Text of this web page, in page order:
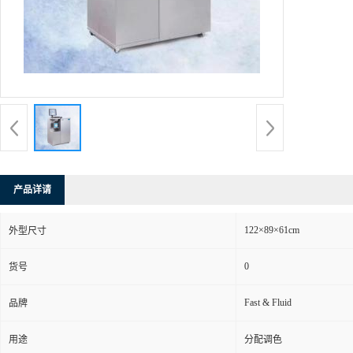
产品详请
外型尺寸 122×89×61cm
货号 0
品牌 Fast & Fluid
用途 分配调色